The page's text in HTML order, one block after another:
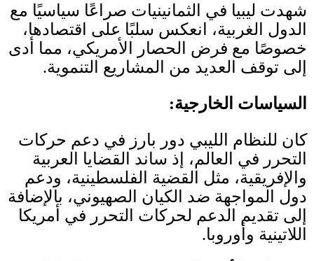
شهدت ليبيا في الثمانينيات صراعًا سياسيًا مع
الدول الغربية، انعكس سلبًا على اقتصادها،
خصوصًا مع فرض الحصار الأمريكي، مما أدى
إلى توقف العديد من المشاريع التنموية.
السياسات الخارجية:
كان للنظام الليبي دور بارز في دعم حركات
التحرر في العالم، إذ ساند القضايا العربية
والإفريقية، مثل القضية الفلسطينية، ودعم
دول المواجهة ضد الكيان الصهيوني، بالإضافة
إلى تقديم الدعم لحركات التحرر في أمريكا
اللاتينية وأوروبا.